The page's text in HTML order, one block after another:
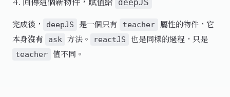
deepJS
完成後， deepJS 是一個只有 teacher
屬性的物件，它
本身沒有 ask 方法。 reactJS 也是同樣的過程，只是
teacher 值不同。